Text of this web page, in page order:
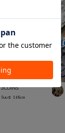
3COINS
Suu☺︎ 168cm